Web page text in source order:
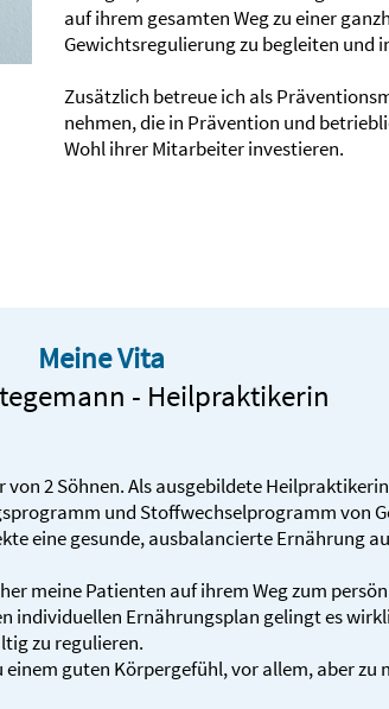
auf ihrem gesamten Weg zu einer
Gewichts­regulierung zu begleiten und
Zusätzlich betreue ich als
nehmen, die in Präven­tion und
Wohl ihrer Mitarbeiter investieren.
Meine Vita
- Heilpraktikerin
2 Söhnen. Als aus­gebildete
und Stoffwechselprogramm von
eine gesunde, aus­balan­­cierte Ernährung
meine Patienten auf ihrem Weg zum
indivi­duellen Ernährungs­plan gelingt es
zu regu­lieren.
einem guten Körper­gefühl, vor allem, aber